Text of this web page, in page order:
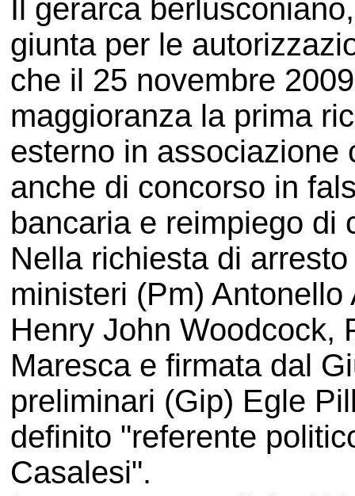
Il gerarca
giunta per le
che il 25 novembre
maggioranza la prima
esterno in associazione
anche di concorso in
bancaria e reimpiego di
Nella richiesta di
ministeri (Pm)
Henry John Woodcock,
Maresca e firmata dal
preliminari (Gip) Egle
definito "referente
Casalesi".